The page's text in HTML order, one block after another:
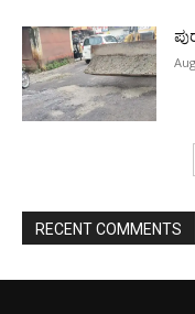
RECENT COMMENTS